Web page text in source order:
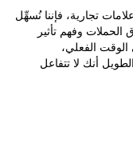
فإننا نُسهِّل
وفهم تأثير
لا تتفاعل